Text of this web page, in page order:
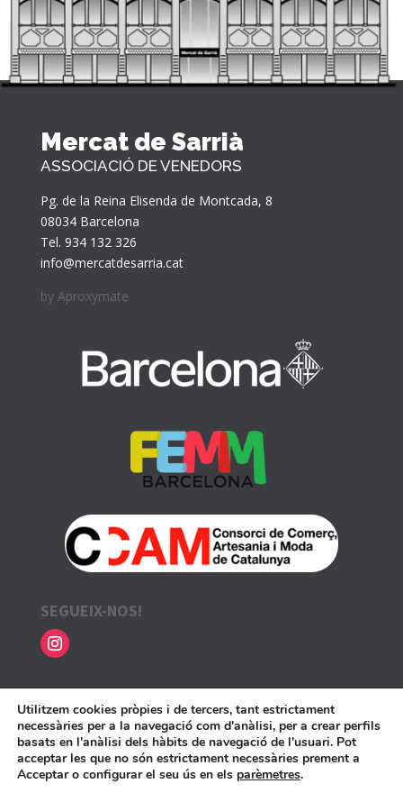
Mercat de Sarrià
ASSOCIACIÓ DE VENEDORS
Pg. de la Reina Elisenda de Montcada, 8
08034 Barcelona
Tel. 934 132 326
info@mercatdesarria.cat
by Aproxymate
SEGUEIX-NOS!
INFORMACIÓ LEGAL
Avís legal i política de privadesa
Política de cookies
Utilitzem cookies pròpies i de tercers, tant estrictament
necessàries per a la navegació com d'anàlisi, per a crear perfils
basats en l'anàlisi dels hàbits de navegació de l'usuari. Pot
acceptar les que no són estrictament necessàries prement a
Acceptar o configurar el seu ús en els parèmetres.